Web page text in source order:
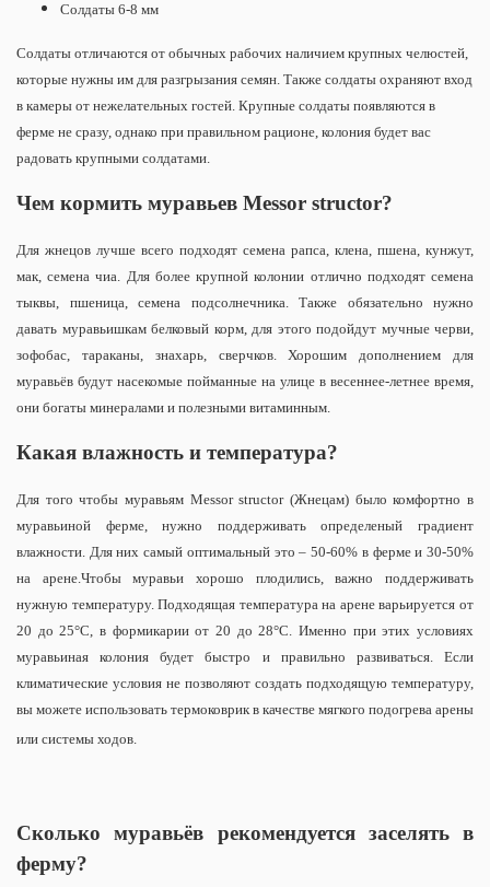
Солдаты 6-8 мм
Солдаты отличаются от обычных рабочих наличием крупных челюстей,
которые нужны им для разгрызания семян. Также солдаты охраняют вход
в камеры от нежелательных гостей. Крупные солдаты появляются в
ферме не сразу, однако при правильном рационе, колония будет вас
радовать крупными солдатами.
Чем кормить муравьев Messor structor?
Для жнецов лучше всего подходят семена рапса, клена, пшена, кунжут,
мак, семена чиа. Для более крупной колонии отлично подходят семена
тыквы, пшеница, семена подсолнечника. Также обязательно нужно
давать муравьишкам белковый корм, для этого подойдут мучные черви,
зофобас, тараканы, знахарь, сверчков. Хорошим дополнением для
муравьёв будут насекомые пойманные на улице в весеннее-летнее время,
они богаты минералами и полезными витаминным.
Какая влажность и температура?
Для того чтобы муравьям Messor structor (Жнецам) было комфортно в
муравьиной ферме, нужно поддерживать определеный градиент
влажности. Для них самый оптимальный это – 50-60% в ферме и 30-50%
на арене.Чтобы муравьи хорошо плодились, важно поддерживать
нужную температуру. Подходящая температура на арене варьируется от
20 до 25°С, в формикарии от 20 до 28°С. Именно при этих условиях
муравьиная колония будет быстро и правильно развиваться. Если
климатические условия не позволяют создать подходящую температуру,
вы можете использовать термоковрик в качестве мягкого подогрева арены
или системы ходов.
Сколько муравьёв рекомендуется заселять в
ферму?